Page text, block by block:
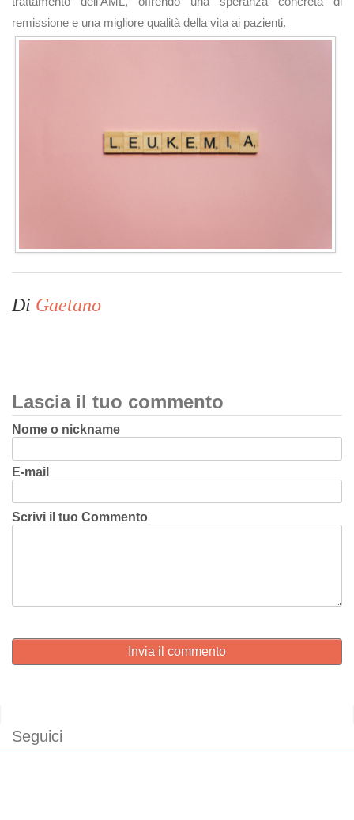
remissione e una migliore qualità della vita ai pazienti​.
Di Gaetano
Lascia il tuo commento
Nome o nickname
E-mail
Scrivi il tuo Commento
Invia il commento
Seguici